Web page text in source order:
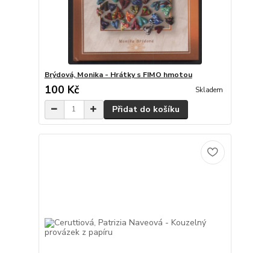
Brýdová, Monika - Hrátky s FIMO hmotou
100 Kč Skladem
Přidat do košíku